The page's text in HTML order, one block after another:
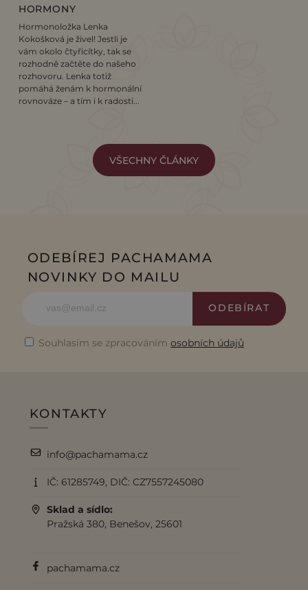
HORMONY
Hormonoložka Lenka
Kokošková je živel! Jestli je
vám okolo čtyřicítky, tak se
rozhodně začtěte do našeho
rozhovoru. Lenka totiž
pomáhá ženám k hormonální
rovnováze – a tím i k radosti...
VŠECHNY ČLÁNKY
ODEBÍREJ PACHAMAMA
NOVINKY DO MAILU
ODEBÍRAT
Souhlasím se zpracováním osobních údajů
KONTAKTY
info@pachamama.cz
IČ: 61285749, DIČ: CZ7557245080
Sklad a sídlo:
Pražská 380, Benešov, 25601
pachamama.cz